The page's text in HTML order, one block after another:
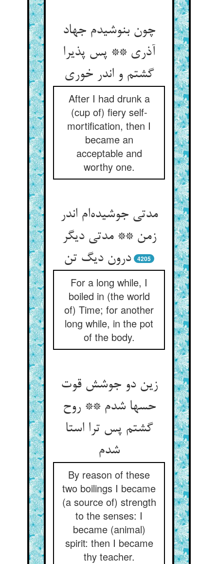
چون بنوشیدم جهاد
آذری ** پس پذیرا
گشتم و اندر خوری
After I had drunk a
(cup of) fiery self-
mortification, then I
became an
acceptable and
worthy one.
مدتی جوشیده‌ام اندر
زمن ** مدتی دیگر
درون دیگ تن
4205
For a long while, I
boiled in (the world
of) Time; for another
long while, in the pot
of the body.
زین دو جوشش قوت
حسها شدم ** روح
گشتم پس ترا استا
شدم
By reason of these
two boilings I became
(a source of) strength
to the senses: I
became (animal)
spirit: then I became
thy teacher.